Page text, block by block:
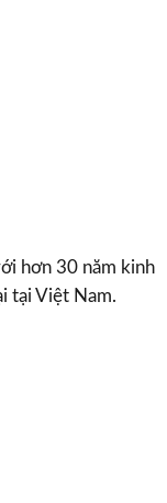
hơn 30 năm kinh
tại Việt Nam.